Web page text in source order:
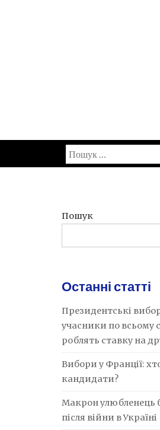
Пошук:
Пошук
Останні статті
Президентські
учасники по всьому
роблять ставку на
Вибори у Франції:
кандидати?
Макрон улюбленець
після війни в Україні